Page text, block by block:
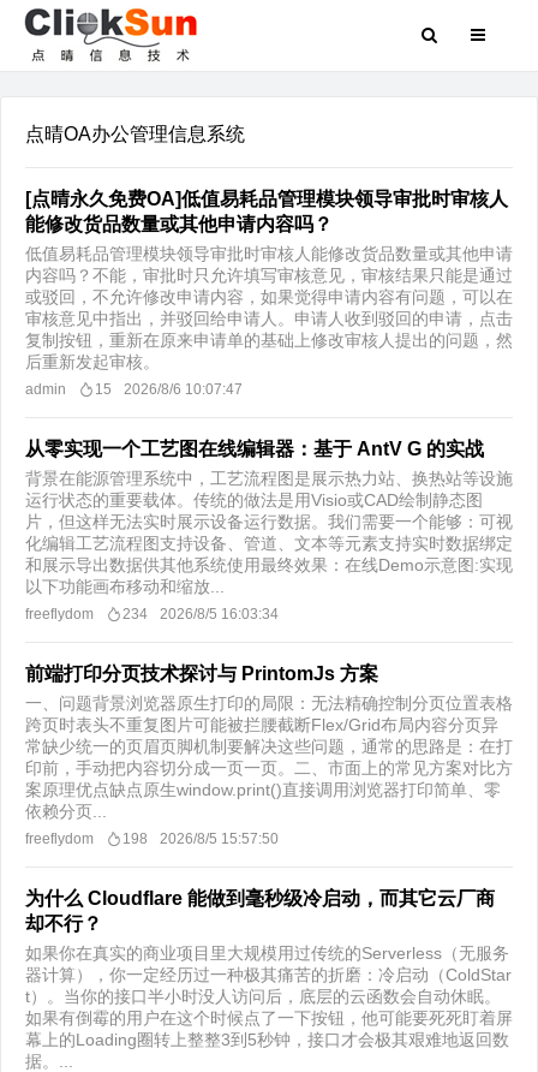
点晴OA办公管理信息系统
[点晴永久免费OA]低值易耗品管理模块领导审批时审核人
能修改货品数量或其他申请内容吗？
低值易耗品管理模块领导审批时审核人能修改货品数量或其他申请
内容吗？不能，审批时只允许填写审核意见，审核结果只能是通过
或驳回，不允许修改申请内容，如果觉得申请内容有问题，可以在
审核意见中指出，并驳回给申请人。申请人收到驳回的申请，点击
复制按钮，重新在原来申请单的基础上修改审核人提出的问题，然
后重新发起审核。
admin 15 2026/8/6 10:07:47
从零实现一个工艺图在线编辑器：基于 AntV G 的实战
背景在能源管理系统中，工艺流程图是展示热力站、换热站等设施
运行状态的重要载体。传统的做法是用Visio或CAD绘制静态图
片，但这样无法实时展示设备运行数据。我们需要一个能够：可视
化编辑工艺流程图支持设备、管道、文本等元素支持实时数据绑定
和展示导出数据供其他系统使用最终效果：在线Demo示意图:实现
以下功能画布移动和缩放...
freeflydom 234 2026/8/5 16:03:34
前端打印分页技术探讨与 PrintomJs 方案
一、问题背景浏览器原生打印的局限：无法精确控制分页位置表格
跨页时表头不重复图片可能被拦腰截断Flex/Grid布局内容分页异
常缺少统一的页眉页脚机制要解决这些问题，通常的思路是：在打
印前，手动把内容切分成一页一页。二、市面上的常见方案对比方
案原理优点缺点原生window.print()直接调用浏览器打印简单、零
依赖分页...
freeflydom 198 2026/8/5 15:57:50
为什么 Cloudflare 能做到毫秒级冷启动，而其它云厂商
却不行？
如果你在真实的商业项目里大规模用过传统的Serverless（无服务
器计算），你一定经历过一种极其痛苦的折磨：冷启动（ColdStar
t）。当你的接口半小时没人访问后，底层的云函数会自动休眠。
如果有倒霉的用户在这个时候点了一下按钮，他可能要死死盯着屏
幕上的Loading圈转上整整3到5秒钟，接口才会极其艰难地返回数
据。...